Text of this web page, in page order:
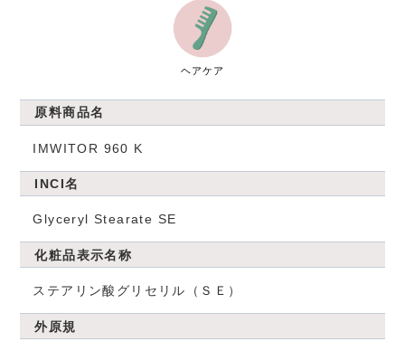
ヘアケア
原料商品名
IMWITOR 960 K
INCI名
Glyceryl Stearate SE
化粧品表示名称
ステアリン酸グリセリル（ＳＥ）
外原規